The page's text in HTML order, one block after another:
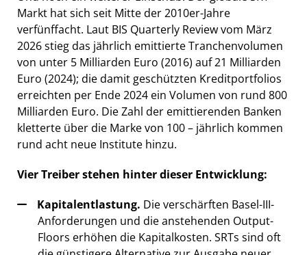
Markt hat sich seit Mitte der 2010er-Jahre
verfünffacht. Laut BIS Quarterly Review vom März
2026 stieg das jährlich emittierte Tranchenvolumen
von unter 5 Milliarden Euro (2016) auf 21 Milliarden
Euro (2024); die damit geschützten Kreditportfolios
erreichten per Ende 2024 ein Volumen von rund 800
Milliarden Euro. Die Zahl der emittierenden Banken
kletterte über die Marke von 100 – jährlich kommen
rund acht neue Institute hinzu.
Vier Treiber stehen hinter dieser Entwicklung:
Kapitalentlastung. Die verschärften Basel-III-
Anforderungen und die anstehenden Output-
Floors erhöhen die Kapitalkosten. SRTs sind oft